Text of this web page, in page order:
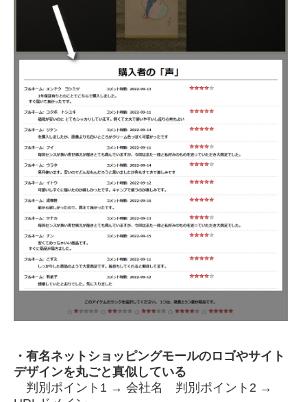
・有名ネットショッピングモールのロゴやサイト
デザインを丸ごと真似している
判別ポイント1 → 会社名 判別ポイント2 →